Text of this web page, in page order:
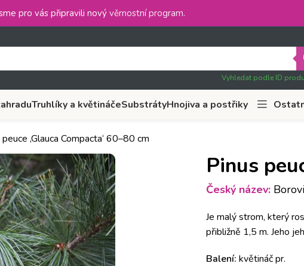
pro vás připravili nový věrnostní program.
Vyhledat podle ID
Truhlíky a květináčeSubstrátyHnojiva a postřiky
‚Glauca Compacta‘ 60–80 cm
Pinus
Český název:
Je malý strom, který
přibližně 1,5 m. Jeho
Balení: květináč pr.